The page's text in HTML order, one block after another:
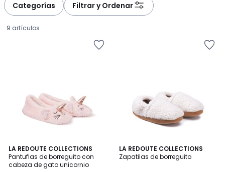
Categorías Filtrar y Ordenar
9 artículos
LA REDOUTE COLLECTIONS
Pantuflas de borreguito con
cabeza de gato unicornio
4,2
/ 5
LA REDOUTE COLLECTIONS
Zapatilas de borreguito
2,3
/ 5